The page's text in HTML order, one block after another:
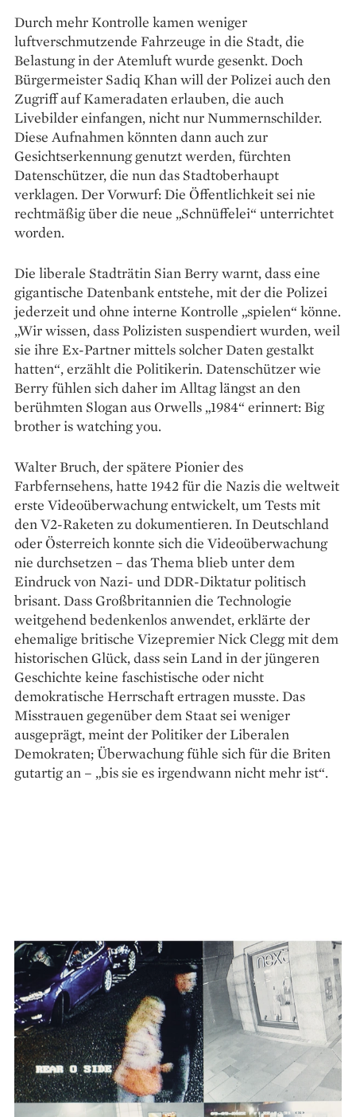
Durch mehr Kontrolle kamen weniger
luftverschmutzende Fahrzeuge in die Stadt, die
Belastung in der Atemluft wurde gesenkt. Doch
Bürgermeister Sadiq Khan will der Polizei auch den
Zugriff auf Kameradaten erlauben, die auch
Livebilder einfangen, nicht nur Nummernschilder.
Diese Aufnahmen könnten dann auch zur
Gesichtserkennung genutzt werden, fürchten
Datenschützer, die nun das Stadtoberhaupt
verklagen. Der Vorwurf: Die Öffentlichkeit sei nie
recht­mäßig über die neue „Schnüffelei“ unterrichtet
worden.
Die liberale Stadträtin Sian Berry warnt, dass eine
gigantische Datenbank entstehe, mit der die Polizei
jederzeit und ohne interne Kontrolle „spielen“ könne.
„Wir wissen, dass Polizisten suspendiert wurden, weil
sie ihre Ex-Partner mittels solcher Daten gestalkt
hatten“, erzählt die Politikerin. Datenschützer wie
Berry fühlen sich daher im Alltag längst an den
berühmten Slogan aus Orwells „1984“ erinnert: Big
brother is watching you.
Walter Bruch, der spätere Pionier des
Farbfernsehens, hatte 1942 für die Nazis die weltweit
erste Videoüberwachung entwickelt, um Tests mit
den V2-Raketen zu dokumentieren. In Deutschland
oder Österreich konnte sich die Videoüberwachung
nie durchsetzen – das Thema blieb unter dem
Eindruck von Nazi- und DDR-Diktatur politisch
brisant. Dass Großbritannien die Technologie
weitgehend bedenkenlos anwendet, erklärte der
ehemalige britische Vizepremier Nick Clegg mit dem
historischen Glück, dass sein Land in der jüngeren
Geschichte keine faschistische oder nicht
demokratische Herrschaft ertragen musste. Das
Misstrauen gegenüber dem Staat sei weniger
ausgeprägt, meint der Politiker der Liberalen
Demokraten; Über­wachung fühle sich für die Briten
gutartig an – „bis sie es irgendwann nicht mehr ist“.